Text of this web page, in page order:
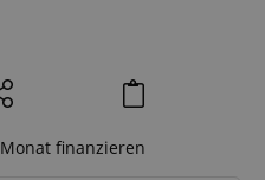
finanzieren